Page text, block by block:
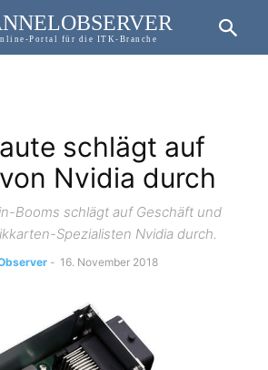
Portal für die ITK-Branche
schlägt auf
Nvidia durch
Booms schlägt auf Geschäft und
Spezialisten Nvidia durch.
- 16. November 2018